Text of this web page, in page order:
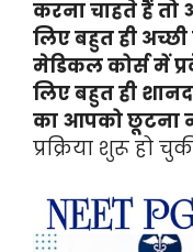
करना चाहते हैं
लिए बहुत ही
मेडिकल कोर्स में
लिए बहुत ही
का आपको छूटना
प्रक्रिया शुरू हो